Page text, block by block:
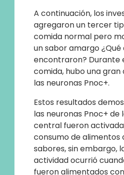
A continuación, los
agregaron un tercer
comida normal pero
un sabor amargo ¿Qué
encontraron? Durante
comida, hubo una
las neuronas Pnoc+.
Estos resultados
las neuronas Pnoc+ de
central fueron
consumo de alimentos
sabores, sin embargo,
actividad ocurrió
fueron alimentados